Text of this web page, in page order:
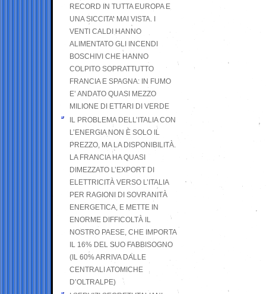
RECORD IN TUTTA EUROPA E
UNA SICCITA’ MAI VISTA. I
VENTI CALDI HANNO
ALIMENTATO GLI INCENDI
BOSCHIVI CHE HANNO
COLPITO SOPRATTUTTO
FRANCIA E SPAGNA: IN FUMO
E’ ANDATO QUASI MEZZO
MILIONE DI ETTARI DI VERDE
IL PROBLEMA DELL’ITALIA CON
L’ENERGIA NON È SOLO IL
PREZZO, MA LA DISPONIBILITÀ.
LA FRANCIA HA QUASI
DIMEZZATO L’EXPORT DI
ELETTRICITÀ VERSO L’ITALIA
PER RAGIONI DI SOVRANITÀ
ENERGETICA, E METTE IN
ENORME DIFFICOLTÀ IL
NOSTRO PAESE, CHE IMPORTA
IL 16% DEL SUO FABBISOGNO
(IL 60% ARRIVA DALLE
CENTRALI ATOMICHE
D’OLTRALPE)